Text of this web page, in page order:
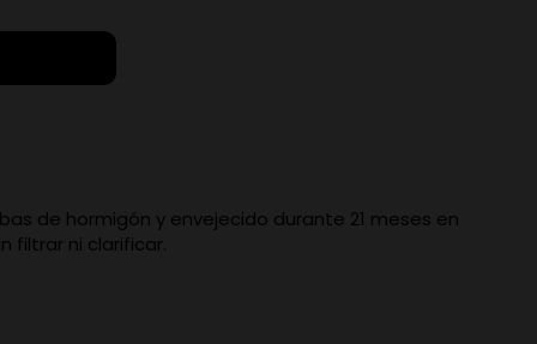
de hormigón y envejecido durante 21 meses en
filtrar ni clarificar.